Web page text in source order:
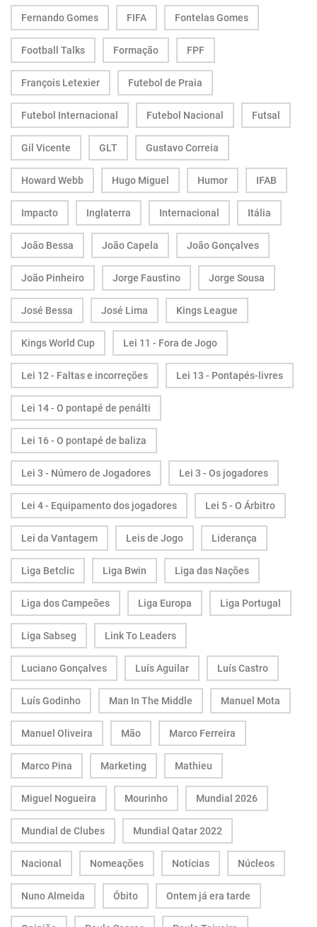
Fernando Gomes FIFA Fontelas Gomes
Football Talks Formação FPF
François Letexier Futebol de Praia
Futebol Internacional Futebol Nacional Futsal
Gil Vicente GLT Gustavo Correia
Howard Webb Hugo Miguel Humor IFAB
Impacto Inglaterra Internacional Itália
João Bessa João Capela João Gonçalves
João Pinheiro Jorge Faustino Jorge Sousa
José Bessa José Lima Kings League
Kings World Cup Lei 11 - Fora de Jogo
Lei 12 - Faltas e incorreções Lei 13 - Pontapés-livres
Lei 14 - O pontapé de penálti
Lei 16 - O pontapé de baliza
Lei 3 - Número de Jogadores Lei 3 - Os jogadores
Lei 4 - Equipamento dos jogadores Lei 5 - O Árbitro
Lei da Vantagem Leis de Jogo Liderança
Liga Betclic Liga Bwin Liga das Nações
Liga dos Campeões Liga Europa Liga Portugal
Liga Sabseg Link To Leaders
Luciano Gonçalves Luís Aguilar Luís Castro
Luís Godinho Man In The Middle Manuel Mota
Manuel Oliveira Mão Marco Ferreira
Marco Pina Marketing Mathieu
Miguel Nogueira Mourinho Mundial 2026
Mundial de Clubes Mundial Qatar 2022
Nacional Nomeações Notícias Núcleos
Nuno Almeida Óbito Ontem já era tarde